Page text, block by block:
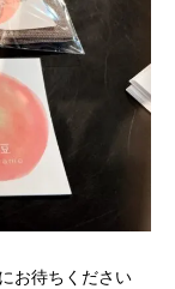
お待ちください